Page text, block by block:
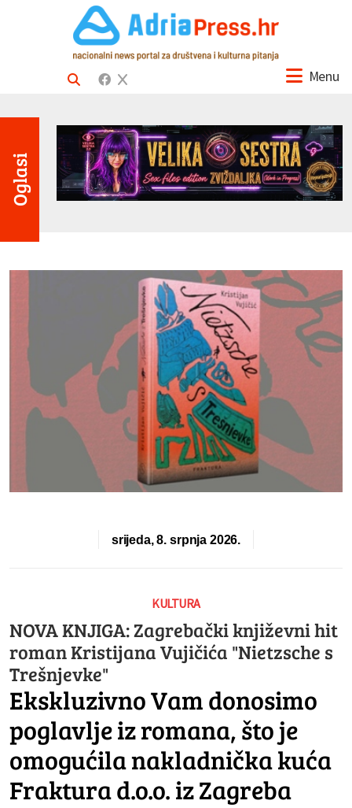
Menu
Oglasi
srijeda, 8. srpnja 2026.
KULTURA
NOVA KNJIGA: Zagrebački književni hit
roman Kristijana Vujičića "Nietzsche s
Trešnjevke"
Ekskluzivno Vam donosimo
poglavlje iz romana, što je
omogućila nakladnička kuća
Fraktura d.o.o. iz Zagreba